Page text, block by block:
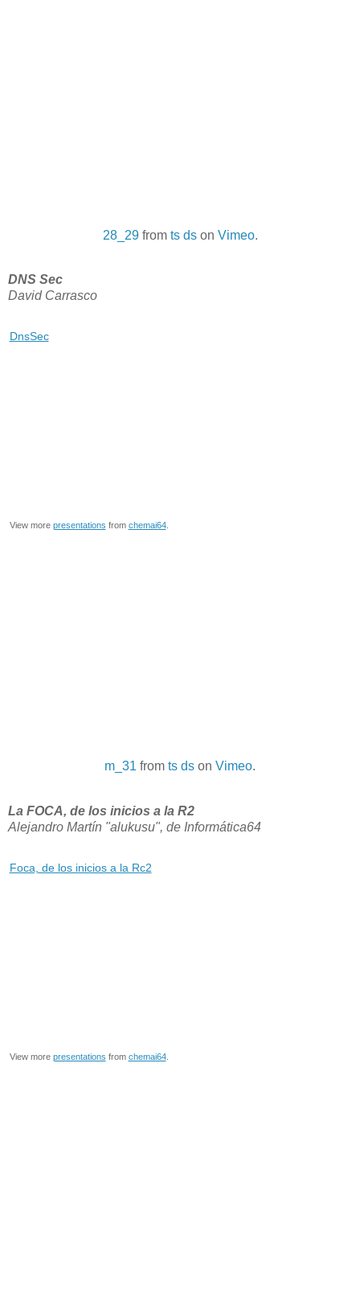
28_29from ts dson Vimeo.
DNS Sec
David Carrasco
DnsSec
View more presentations from chemai64.
m_31 from ts ds on Vimeo.
La FOCA, de los inicios a la R2
Alejandro Martín "alukusu", de Informática64
Foca, de los inicios a la Rc2
View more presentations from chemai64.